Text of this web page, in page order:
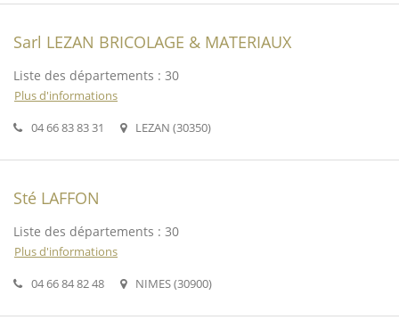
Sarl LEZAN BRICOLAGE & MATERIAUX
Liste des départements : 30
Plus d'informations
04 66 83 83 31
LEZAN (30350)
Sté LAFFON
Liste des départements : 30
Plus d'informations
04 66 84 82 48
NIMES (30900)